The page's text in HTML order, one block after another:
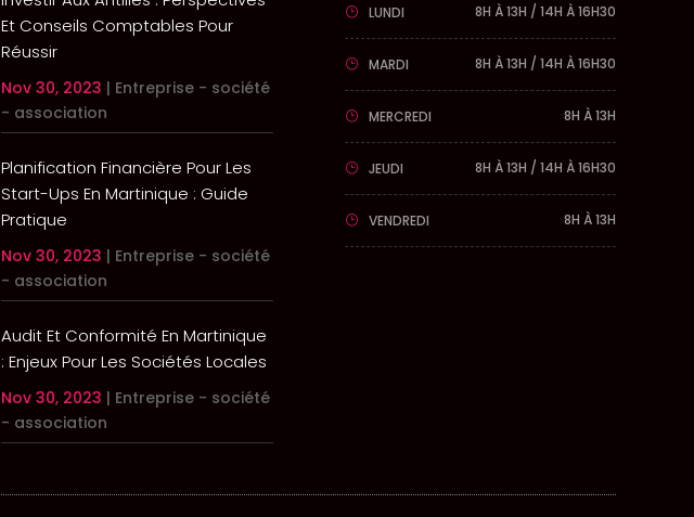
Et Conseils Comptables Pour
Réussir
Nov 30, 2023 | Entreprise - société
- association
Planification Financière Pour Les
Start-Ups En Martinique : Guide
Pratique
Nov 30, 2023 | Entreprise - société
- association
Audit Et Conformité En Martinique
: Enjeux Pour Les Sociétés Locales
Nov 30, 2023 | Entreprise - société
- association
LUNDI 8H À 13H / 14H À 16H30
MARDI 8H À 13H / 14H À 16H30
MERCREDI 8H À 13H
JEUDI 8H À 13H / 14H À 16H30
VENDREDI 8H À 13H